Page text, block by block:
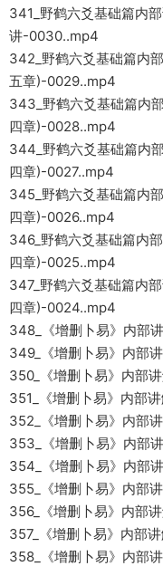
341_野鹤六爻基础篇内
讲-0030..mp4
342_野鹤六爻基础篇内
五章)-0029..mp4
343_野鹤六爻基础篇内
四章)-0028..mp4
344_野鹤六爻基础篇内
四章)-0027..mp4
345_野鹤六爻基础篇内
四章)-0026..mp4
346_野鹤六爻基础篇内
四章)-0025..mp4
347_野鹤六爻基础篇内
四章)-0024..mp4
348_《增删卜易》内部
349_《增删卜易》内部
350_《增删卜易》内部
351_《增删卜易》内部
352_《增删卜易》内部
353_《增删卜易》内部
354_《增删卜易》内部
355_《增删卜易》内部
356_《增删卜易》内部
357_《增删卜易》内部
358_《增删卜易》内部